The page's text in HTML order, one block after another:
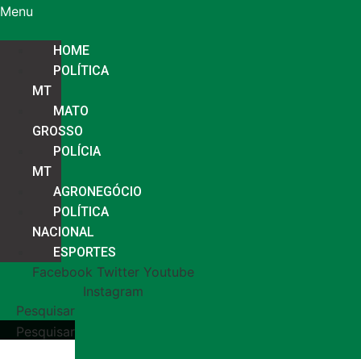
Menu
HOME
POLÍTICA
MT
MATO
GROSSO
POLÍCIA
MT
AGRONEGÓCIO
POLÍTICA
NACIONAL
ESPORTES
Facebook Twitter Youtube
Instagram
Pesquisar
Pesquisar